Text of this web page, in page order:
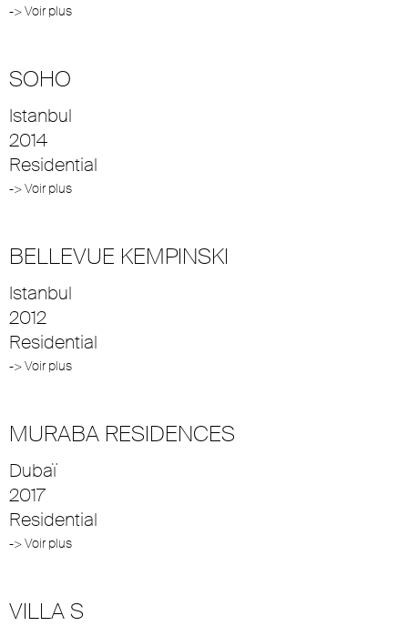
-> Voir plus
SOHO
Istanbul
2014
Residential
-> Voir plus
BELLEVUE KEMPINSKI
Istanbul
2012
Residential
-> Voir plus
MURABA RESIDENCES
Dubaï
2017
Residential
-> Voir plus
VILLA S